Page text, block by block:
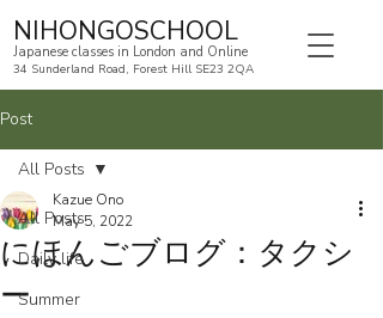
NIHONGOSCHOOL
Japanese classes in London and Online
34 Sunderland Road, Forest Hill SE23 2QA
Post
All Posts
Daily life
Summer
All Posts
にほんごブログ：タクシ
ー
Kazue Ono
May 5, 2022